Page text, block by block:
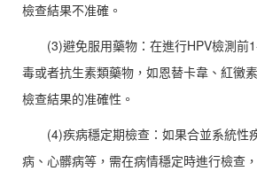
檢查結果不准確。
(3)避免服用藥物：在進行HPV檢測前
毒或者抗生素類藥物，如恩替卡韋、紅黴
檢查結果的准確性。
(4)疾病穩定期檢查：如果合並系統性
病、心髒病等，需在病情穩定時進行檢查